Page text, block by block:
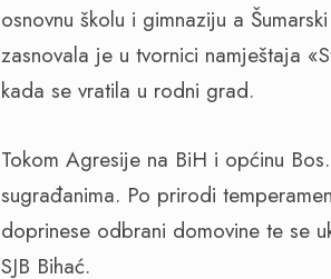
osnovnu školu i gimnaziju a
zasnovala je u tvornici namještaja
kada se vratila u rodni grad.
Tokom Agresije na BiH i općinu
sugrađanima. Po prirodi
doprinese odbrani domovine te se
SJB Bihać.